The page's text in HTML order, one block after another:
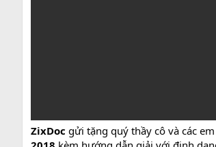
ZixDoc gửi tặng quý thầy cô và các